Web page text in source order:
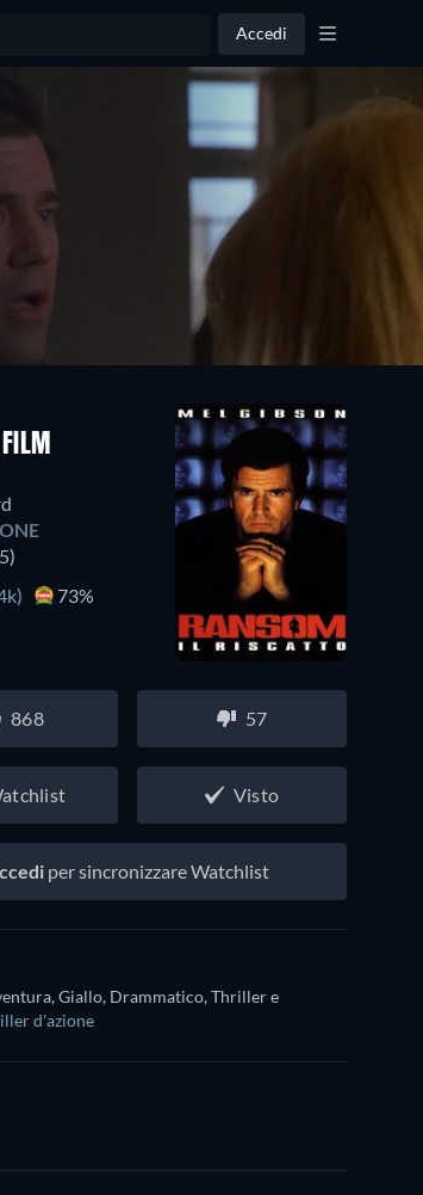
Accedi
FILM
73%
868 57
Visto
per sincronizzare Watchlist
Giallo, Drammatico, Thriller e
d'azione